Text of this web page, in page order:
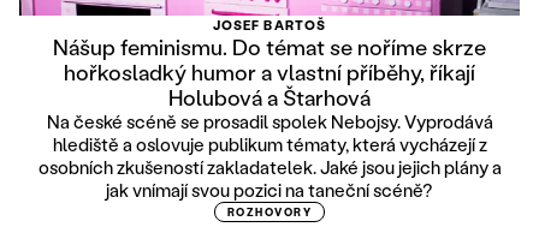
JOSEF BARTOŠ
Nášup feminismu. Do témat se noříme skrze
hořkosladký humor a vlastní příběhy, říkají
Holubová a Štarhová
Na české scéně se prosadil spolek Nebojsy. Vyprodává
hlediště a oslovuje publikum tématy, která vycházejí z
osobních zkušeností zakladatelek. Jaké jsou jejich plány a
jak vnímají svou pozici na taneční scéně?
ROZHOVORY